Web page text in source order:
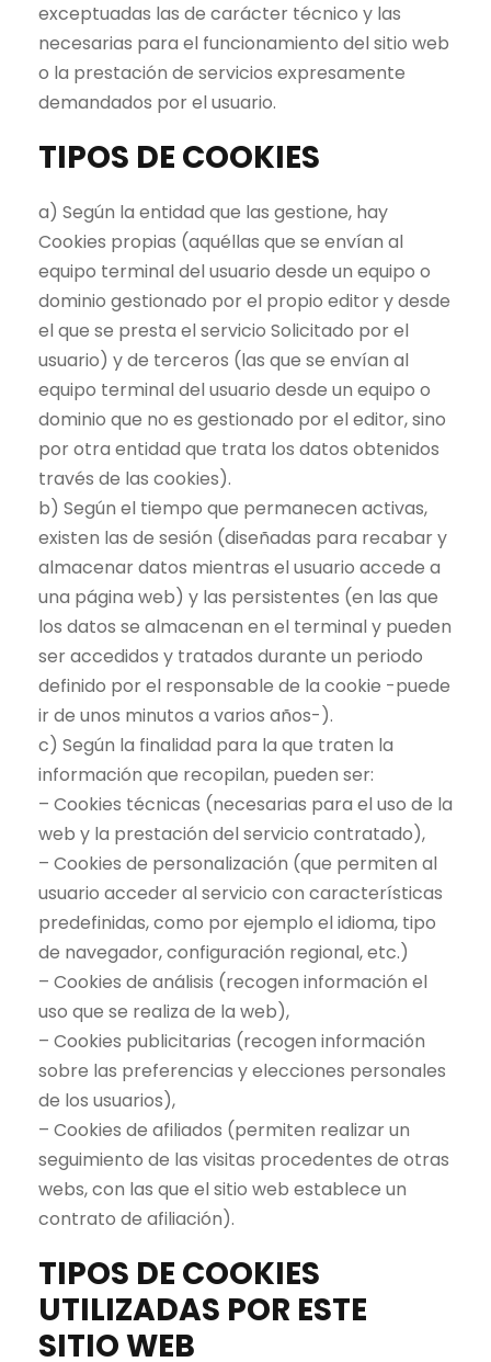
exceptuadas las de carácter técnico y las
necesarias para el funcionamiento del sitio web
o la prestación de servicios expresamente
demandados por el usuario.
TIPOS DE COOKIES
a) Según la entidad que las gestione, hay
Cookies propias (aquéllas que se envían al
equipo terminal del usuario desde un equipo o
dominio gestionado por el propio editor y desde
el que se presta el servicio Solicitado por el
usuario) y de terceros (las que se envían al
equipo terminal del usuario desde un equipo o
dominio que no es gestionado por el editor, sino
por otra entidad que trata los datos obtenidos
través de las cookies).
b) Según el tiempo que permanecen activas,
existen las de sesión (diseñadas para recabar y
almacenar datos mientras el usuario accede a
una página web) y las persistentes (en las que
los datos se almacenan en el terminal y pueden
ser accedidos y tratados durante un periodo
definido por el responsable de la cookie -puede
ir de unos minutos a varios años-).
c) Según la finalidad para la que traten la
información que recopilan, pueden ser:
– Cookies técnicas (necesarias para el uso de la
web y la prestación del servicio contratado),
– Cookies de personalización (que permiten al
usuario acceder al servicio con características
predefinidas, como por ejemplo el idioma, tipo
de navegador, configuración regional, etc.)
– Cookies de análisis (recogen información el
uso que se realiza de la web),
– Cookies publicitarias (recogen información
sobre las preferencias y elecciones personales
de los usuarios),
– Cookies de afiliados (permiten realizar un
seguimiento de las visitas procedentes de otras
webs, con las que el sitio web establece un
contrato de afiliación).
TIPOS DE COOKIES
UTILIZADAS POR ESTE
SITIO WEB